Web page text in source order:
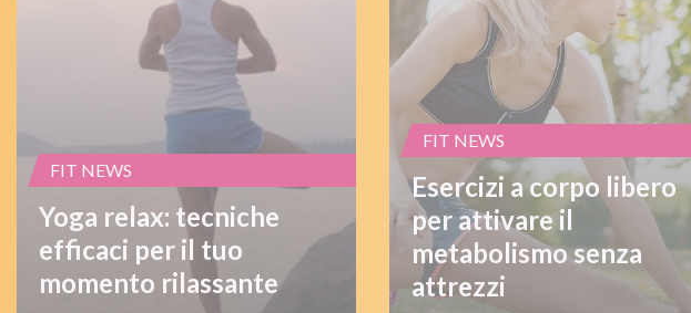
FIT NEWS
Yoga relax: tecniche
efficaci per il tuo
momento rilassante
FIT NEWS
Esercizi a corpo libero
per attivare il
metabolismo senza
attrezzi